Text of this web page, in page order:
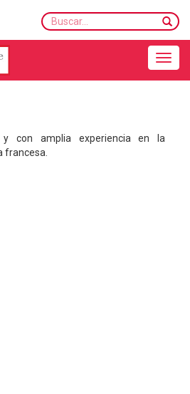
Buscar...
y con amplia experiencia en la
francesa.